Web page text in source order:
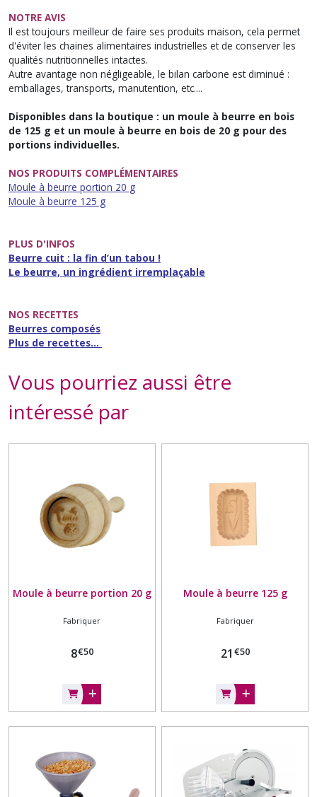
NOTRE AVIS
Il est toujours meilleur de faire ses produits maison, cela permet
d'éviter les chaines alimentaires industrielles et de conserver les
qualités nutritionnelles intactes.
Autre avantage non négligeable, le bilan carbone est diminué :
emballages, transports, manutention, etc....
Disponibles dans la boutique : un moule à beurre en bois
de 125 g et un moule à beurre en bois de 20 g pour des
portions individuelles.
NOS PRODUITS COMPLÉMENTAIRES
Moule à beurre portion 20 g
Moule à beurre 125 g
PLUS D'INFOS
Beurre cuit : la fin d’un tabou !
Le beurre, un ingrédient irremplaçable
NOS RECETTES
Beurres composés
Plus de recettes...
Vous pourriez aussi être
intéressé par
Moule à beurre portion 20 g
Fabriquer
8€50
Moule à beurre 125 g
Fabriquer
21 €50